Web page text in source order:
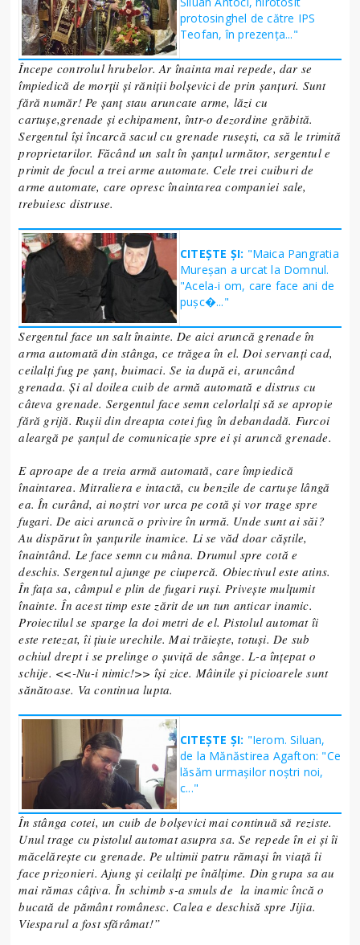
protosinghel de către IPS
Teofan, în prezența..."
Începe controlul hrubelor. Ar înainta mai repede, dar se
împiedică de morții și răniții bolșevici de prin șanțuri. Sunt
fără număr! Pe șanț stau aruncate arme, lăzi cu
cartușe,grenade și echipament, într-o dezordine grăbită.
Sergentul își încarcă sacul cu grenade rusești, ca să le trimită
proprietarilor. Făcând un salt în șanțul următor, sergentul e
primit de focul a trei arme automate. Cele trei cuiburi de
arme automate, care opresc înaintarea companiei sale,
trebuiesc distruse.
CITEȘTE ȘI: "Maica Pangratia
Mureșan a urcat la Domnul.
"Acela-i om, care face ani de
puşc�..."
Sergentul face un salt înainte. De aici aruncă grenade în
arma automată din stânga, ce trăgea în el. Doi servanți cad,
ceilalți fug pe șanț, buimaci. Se ia după ei, aruncând
grenada. Și al doilea cuib de armă automată e distrus cu
câteva grenade. Sergentul face semn celorlalți să se apropie
fără grijă. Rușii din dreapta cotei fug în debandadă. Furcoi
aleargă pe șanțul de comunicație spre ei și aruncă grenade.
E aproape de a treia armă automată, care împiedică
înaintarea. Mitraliera e intactă, cu benzile de cartușe lângă
ea. În curând, ai noștri vor urca pe cotă și vor trage spre
fugari. De aici aruncă o privire în urmă. Unde sunt ai săi?
Au dispărut în șanțurile inamice. Li se văd doar căștile,
înaintând. Le face semn cu mâna. Drumul spre cotă e
deschis. Sergentul ajunge pe ciupercă. Obiectivul este atins.
În fața sa, câmpul e plin de fugari ruși. Privește mulțumit
înainte. În acest timp este zărit de un tun anticar inamic.
Proiectilul se sparge la doi metri de el. Pistolul automat îi
este retezat, îi țiuie urechile. Mai trăiește, totuși. De sub
ochiul drept i se prelinge o șuviță de sânge. L-a înțepat o
schije. <<-Nu-i nimic!>> își zice. Mâinile și picioarele sunt
sănătoase. Va continua lupta.
CITEȘTE ȘI: "Ierom. Siluan,
de la Mănăstirea Agafton: "Ce
lăsăm urmaşilor noştri noi,
c..."
În stânga cotei, un cuib de bolșevici mai continuă să reziste.
Unul trage cu pistolul automat asupra sa. Se repede în ei și îi
măcelărește cu grenade. Pe ultimii patru rămași în viață îi
face prizonieri. Ajung și ceilalți pe înălțime. Din grupa sa au
mai rămas câțiva. În schimb s-a smuls de la inamic încă o
bucată de pământ românesc. Calea e deschisă spre Jijia.
Viesparul a fost sfărâmat!”